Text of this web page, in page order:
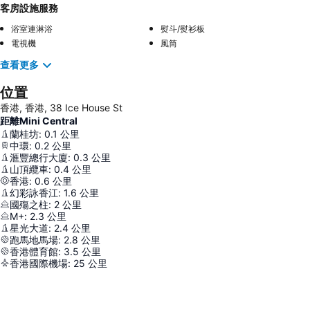
客房設施服務
浴室連淋浴
熨斗/熨衫板
電視機
風筒
查看更多
位置
香港, 香港, 38 Ice House St
距離Mini Central
蘭桂坊: 0.1 公里
中環: 0.2 公里
滙豐總行大廈: 0.3 公里
山頂纜車: 0.4 公里
香港: 0.6 公里
幻彩詠香江: 1.6 公里
國殤之柱: 2 公里
M+: 2.3 公里
星光大道: 2.4 公里
跑馬地馬場: 2.8 公里
香港體育館: 3.5 公里
香港國際機場: 25 公里